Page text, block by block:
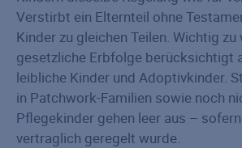
Verstirbt ein Elternteil ohne
Kinder zu gleichen Teilen. Wichtig zu
gesetzliche Erbfolge berücksichtigt
leibliche Kinder und Adoptivkinder.
in Patchwork-Familien sowie noch
Pflegekinder gehen leer aus –
vertraglich geregelt wurde.